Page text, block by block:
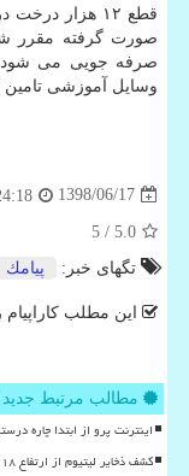
قطع ۱۲ هزار
صورت گرفته مقرر
وسایل آموزشی تامین
1398/06/17
5.0
/ 5
تگهای خبر:
پیامك
این مطلب کاراپیام
مطالب مرتبط جدید
اینترنت پرو از ابتدا چاره
کشف ذخایر لیتیوم از ارتفاع ۱۸ کیلومتری توسط ناسا